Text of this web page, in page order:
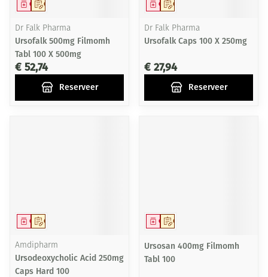
Op voorschrift
Geneesmiddel
Dr Falk Pharma
Ursofalk 500mg Filmomh
Tabl 100 X 500mg
€ 52,74
Reserveer
Op voorschrift
Geneesmiddel
Dr Falk Pharma
Ursofalk Caps 100 X 250mg
€ 27,94
Reserveer
Op voorschrift
Geneesmiddel
Amdipharm
Ursodeoxycholic Acid 250mg
Caps Hard 100
Op voorschrift
Geneesmiddel
Ursosan 400mg Filmomh
Tabl 100